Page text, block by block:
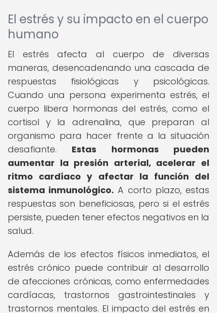
El estrés y su impacto en el cuerpo
humano
El estrés afecta al cuerpo de diversas
maneras, desencadenando una cascada de
respuestas fisiológicas y psicológicas.
Cuando una persona experimenta estrés, el
cuerpo libera hormonas del estrés, como el
cortisol y la adrenalina, que preparan al
organismo para hacer frente a la situación
desafiante. Estas hormonas pueden
aumentar la presión arterial, acelerar el
ritmo cardíaco y afectar la función del
sistema inmunológico. A corto plazo, estas
respuestas son beneficiosas, pero si el estrés
persiste, pueden tener efectos negativos en la
salud.
Además de los efectos físicos inmediatos, el
estrés crónico puede contribuir al desarrollo
de afecciones crónicas, como enfermedades
cardíacas, trastornos gastrointestinales y
trastornos mentales. El impacto del estrés en